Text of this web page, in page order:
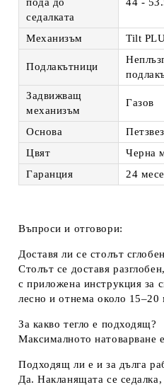
седалката
Механизъм Tilt
Подлакътници
Задвижващ
механизъм
Газов
Основа
Цвят
Черна
Гаранция
24
Въпроси и отговори:
Доставя ли се столът
Столът се доставя
с приложена инструкция за
лесно и отнема около 15–20
За какво тегло е подходящ?
Максималното натоварване
Подходящ ли е и за дълга
Да. Накланящата се седалка,